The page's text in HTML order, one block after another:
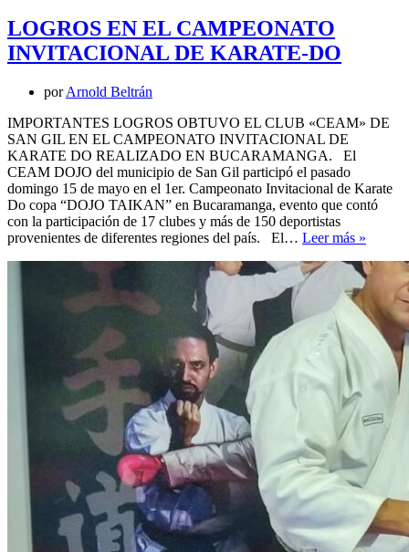
LOGROS EN EL CAMPEONATO
INVITACIONAL DE KARATE-DO
porArnold Beltrán
IMPORTANTES LOGROS OBTUVO EL CLUB «CEAM» DE
SAN GIL EN EL CAMPEONATO INVITACIONAL DE
KARATE DO REALIZADO EN BUCARAMANGA. El
CEAM DOJO del municipio de San Gil participó el pasado
domingo 15 de mayo en el 1er. Campeonato Invitacional de Karate
Do copa “DOJO TAIKAN” en Bucaramanga, evento que contó
con la participación de 17 clubes y más de 150 deportistas
provenientes de diferentes regiones del país. El… Leer más »
EL
DE